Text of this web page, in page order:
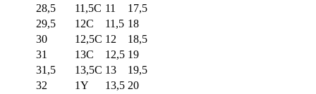
28,5
11,5C 11
17,5
29,5
12C 11,5 18
30
12,5C 12
18,5
31
13C 12,5 19
31,5
13,5C 13
19,5
32
1Y 13,5 20